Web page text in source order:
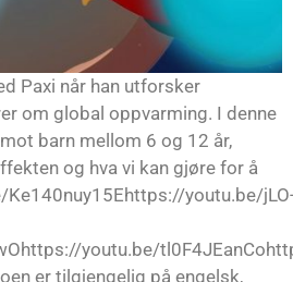
Paxi når han utforsker
om global oppvarming. I denne
barn mellom 6 og 12 år,
og hva vi kan gjøre for å
youtu.be/
youtu.be/
er tilgjengelig på engelsk,